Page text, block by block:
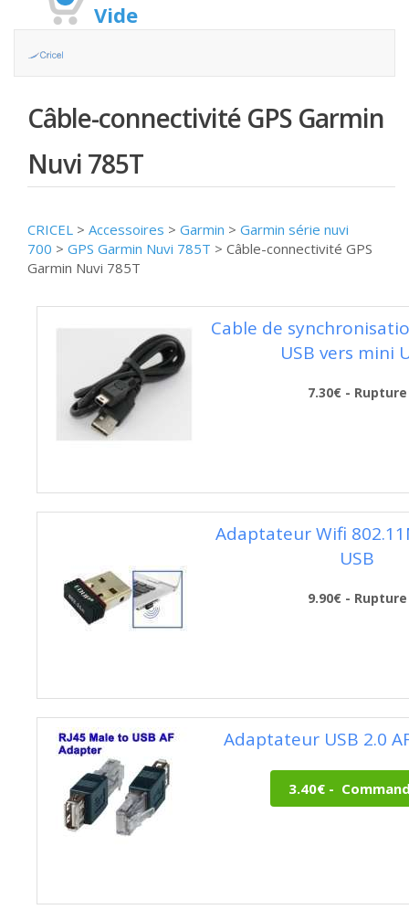
Vide
Câble-connectivité GPS Garmin
Nuvi 785T
CRICEL > Accessoires > Garmin > Garmin série nuvi
700 > GPS Garmin Nuvi 785T > Câble-connectivité GPS
Garmin Nuvi 785T
Cable de
USB vers mini
7.30€ - Rupture
Adaptateur Wifi
USB
9.90€ - Rupture
Adaptateur USB 2.0